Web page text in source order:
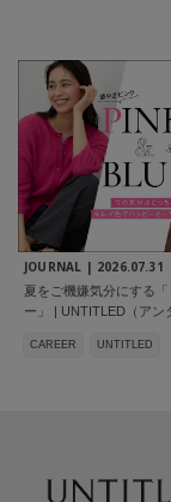
JOURNAL | 2026.07.31
夏をご機嫌気分にする
ー」 | UNTITLED（アン
CAREER UNTITLED